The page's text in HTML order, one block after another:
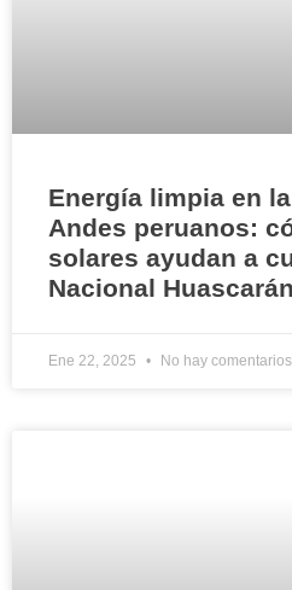
Energía limpia en
Andes peruanos:
solares ayudan a
Nacional Huascarán
Ene 22, 2025 No hay comentarios